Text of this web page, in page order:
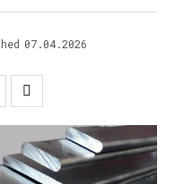
07.04.2026